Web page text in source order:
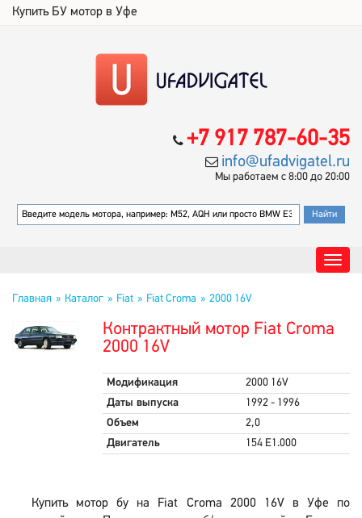
Купить БУ мотор в Уфе
+7 917 787-60-35
info@ufadvigatel.ru
Мы работаем с 8:00 до 20:00
Главная Каталог Fiat Fiat Croma 2000 16V
Контрактный мотор Fiat Croma
2000 16V
Модификация
2000 16V
Даты выпуска
1992 - 1996
Объем
2,0
Двигатель
154 E1.000
Купить мотор бу на Fiat Croma 2000 16V в Уфе по